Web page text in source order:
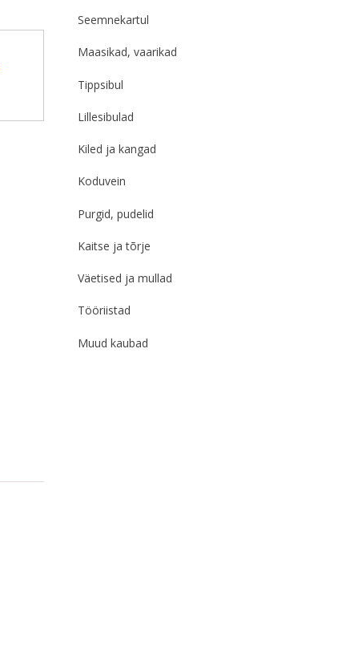
Seemnekartul
Maasikad, vaarikad
Tippsibul
Lillesibulad
Kiled ja kangad
Koduvein
Purgid, pudelid
Kaitse ja tõrje
Väetised ja mullad
Tööriistad
Muud kaubad